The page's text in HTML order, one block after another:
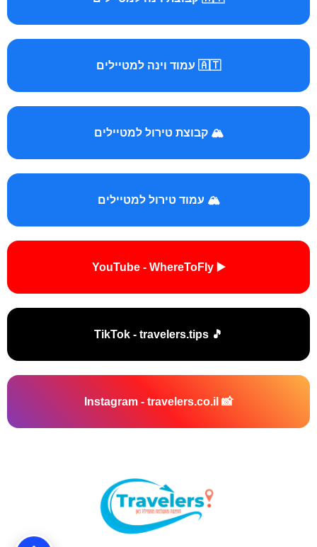
🇦🇹 עמוד וינה למטיילים
🏔️ קבוצת טירול למטיילים
🏔️ עמוד טירול למטיילים
▶️ YouTube - WhereToFly
🎵 TikTok - travelers.tips
📸 Instagram - travelers.co.il